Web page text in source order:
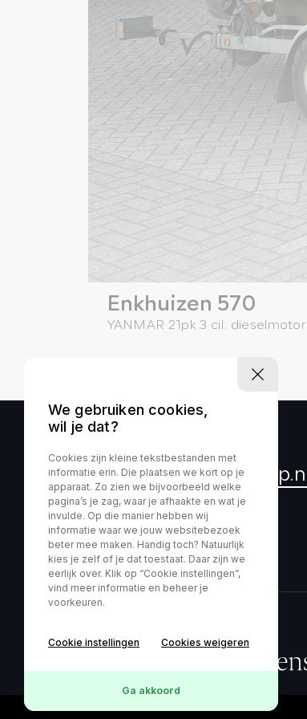
Enkhuizen 570
YANMAR 21pk 3 cil. dieselmotor
info@enkhuizensloep.nl
+31 (0)228 32 13 85
We gebruiken cookies,
wil je dat?
Cookies zijn kleine tekstbestanden met
informatie erin. Die plaatsen we kort op je
apparaat. Zo zien we bijvoorbeeld welke
pagina’s je zag, waar je afhaakte en wat je
invulde. Op die manier hebben wij
informatie waar we jouw websitebezoek
beter mee maken. Handig toch? Natuurlijk
kies je zelf of je dat toestaat. Daar zijn we
eerlijk over. Klik op “Cookie instellingen”,
vind meer informatie en beheer je
voorkeuren.
Cookie instellingen Cookies weigeren
Ga akkoord